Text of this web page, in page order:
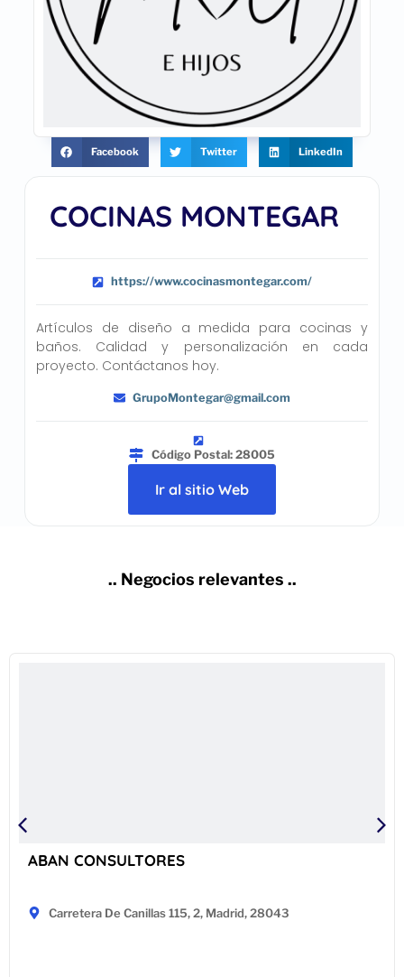
COCINAS MONTEGAR
https://www.cocinasmontegar.com/
Artículos de diseño a medida para cocinas y
baños. Calidad y personalización en cada
proyecto. Contáctanos hoy.
GrupoMontegar@gmail.com
Código Postal: 28005
Ir al sitio Web
Facebook Twitter LinkedIn
.. Negocios relevantes ..
ABAN CONSULTORES
Carretera De Canillas 115, 2, Madrid, 28043